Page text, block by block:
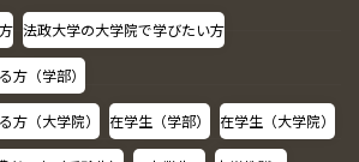
法政大学の大学院で学びたい方
方（学部）
方（大学院） 在学生（学部） 在学生（大学院）